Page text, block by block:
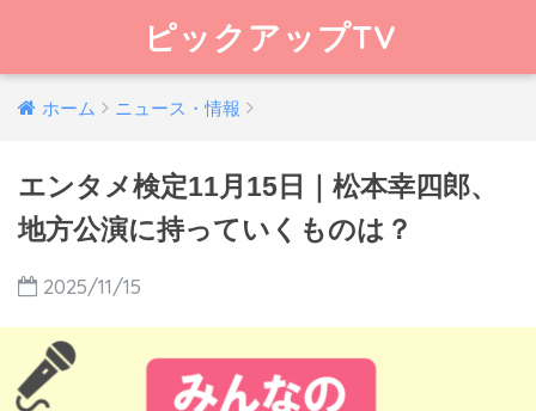
ピックアップTV
ホーム ニュース・情報
エンタメ検定11月15日｜松本幸四郎、
地方公演に持っていくものは？
2025/11/15